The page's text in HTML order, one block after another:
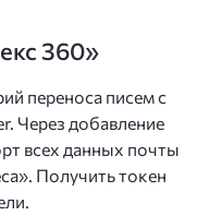
360»
переноса писем с
Через добавление
всех данных почты
Получить токен